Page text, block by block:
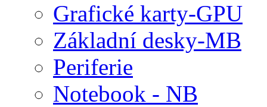
Grafické karty-GPU
Základní desky-MB
Periferie
Notebook - NB